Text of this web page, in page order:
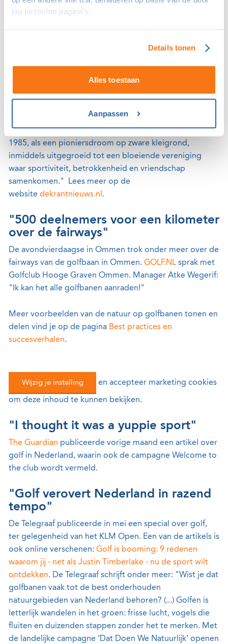
jou bezochte pagina’s.
Details tonen
Alles toestaan
Aanpassen
Zeldzame bijenorchis op Golfbaan
Dirkshorn
Op Golfbaan Dirkshorn is een bijenorchis gespot: een
Lustrum Golfclub Holhuizen
Golfclub Holthuizen in Roden bestaat 40 jaar. Voorzitter
Bram Pruis: "De golfbaan is ooit begonnen, op 27 mei
1985, als een pioniersdroom op zware kleigrond,
inmiddels uitgegroeid tot een bloeiende vereniging
waar sportiviteit, betrokkenheid en vriendschap
samenkomen." Lees meer op de
website dekrantnieuws.nl .
"500 deelnemers voor een kilometer
over de fairways"
De avondvierdaagse in Ommen trok onder meer over de
fairways van de golfbaan in Ommen. GOLF.NL sprak met
Golfclub Hooge Graven Ommen. Manager Atke Wegerif:
"Ik kan het alle golfbanen aanraden!"
Meer voorbeelden van de natuur op golfbanen tonen en
delen vind je op de pagina Best practices en
succesverhalen.
Wijzig je instelling en accepteer marketing cookies
om deze inhoud te kunnen bekijken.
"I thought it was a yuppie sport"
The Guardian publiceerde vorige maand een artikel over
golf in Nederland, waarin ook de campagne Welcome to
the club wordt vermeld.
"Golf verovert Nederland in razend
tempo"
De Telegraaf publiceerde in mei een special over golf,
ter gelegenheid van het KLM Open. Een van de artikels is
ook online verschenen: Golf is booming: 9 redenen
waarom jij - net als Justin Timberlake - nu de sport wilt
ontdekken. De Telegraaf schrijft onder meer: "Wist je dat
golfbanen vaak tot de best onderhouden
natuurgebieden van Nederland behoren? (...) Golfen is
letterlijk wandelen in het groen: frisse lucht, vogels die
fluiten en duizenden stappen zonder het te merken. Met
de landelijke campagne ’Dat Doen We Natuurlijk’ openen